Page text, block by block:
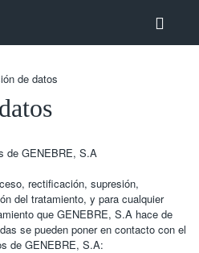
de datos
de GENEBRE, S.A
rectificación, supresión,
del tratamiento, y para cualquier
que GENEBRE, S.A hace de
se pueden poner en contacto con el
de GENEBRE, S.A: